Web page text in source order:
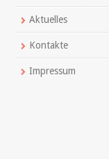
Aktuelles
Kontakte
Impressum